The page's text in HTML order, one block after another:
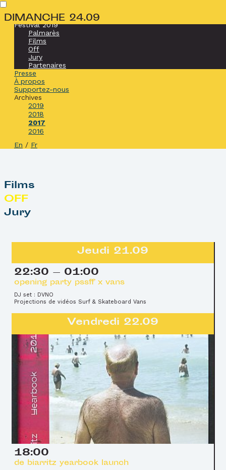
Accueil
Festival 2019
Palmarès
Films
Off
Jury
Partenaires
Presse
À propos
Supportez-nous
Archives
2019
2018
2017
2016
En / Fr
DIMANCHE 24.09
Films
OFF
Jury
Jeudi 21.09
22:30 — 01:00
opening party pssff x vans
DJ set : DVNO
Projections de vidéos Surf & Skateboard Vans
Vendredi 22.09
18:00
de biarritz yearbook launch